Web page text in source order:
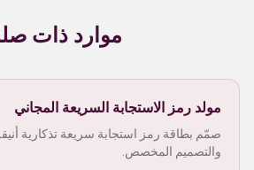
موارد ذات
مولد رمز الاستجابة السريعة المجاني
صمّم بطاقة رمز استجابة سريعة تذكارية
والتصميم المخصص.